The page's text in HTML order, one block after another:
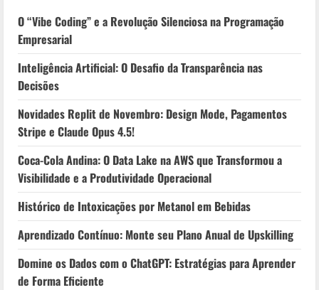
O “Vibe Coding” e a Revolução Silenciosa na Programação
Empresarial
Inteligência Artificial: O Desafio da Transparência nas
Decisões
Novidades Replit de Novembro: Design Mode, Pagamentos
Stripe e Claude Opus 4.5!
Coca-Cola Andina: O Data Lake na AWS que Transformou a
Visibilidade e a Produtividade Operacional
Histórico de Intoxicações por Metanol em Bebidas
Aprendizado Contínuo: Monte seu Plano Anual de Upskilling
Domine os Dados com o ChatGPT: Estratégias para Aprender
de Forma Eficiente